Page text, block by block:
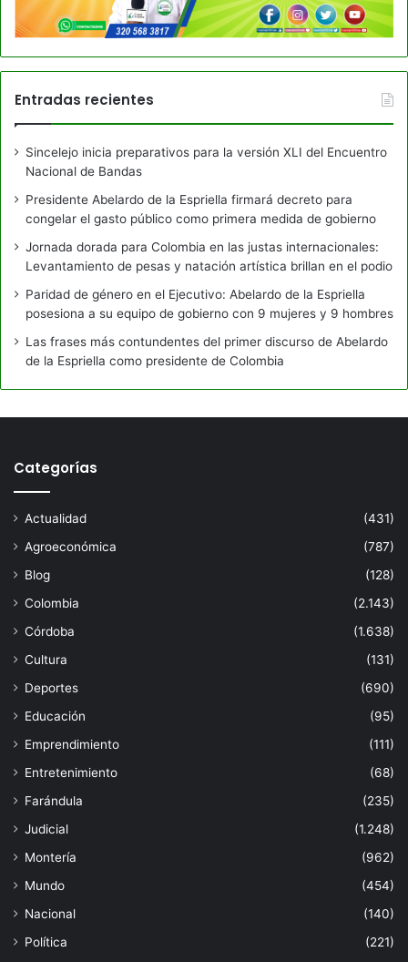
Entradas recientes
Sincelejo inicia preparativos para la versión XLI del Encuentro
Nacional de Bandas
Presidente Abelardo de la Espriella firmará decreto para
congelar el gasto público como primera medida de gobierno
Jornada dorada para Colombia en las justas internacionales:
Levantamiento de pesas y natación artística brillan en el podio
Paridad de género en el Ejecutivo: Abelardo de la Espriella
posesiona a su equipo de gobierno con 9 mujeres y 9 hombres
Las frases más contundentes del primer discurso de Abelardo
de la Espriella como presidente de Colombia
Categorías
Actualidad
(431)
Agroeconómica
(787)
Blog
(128)
Colombia
(2.143)
Córdoba
(1.638)
Cultura
(131)
Deportes
(690)
Educación
(95)
Emprendimiento
(111)
Entretenimiento
(68)
Farándula
(235)
Judicial
(1.248)
Montería
(962)
Mundo
(454)
Nacional
(140)
Política
(221)